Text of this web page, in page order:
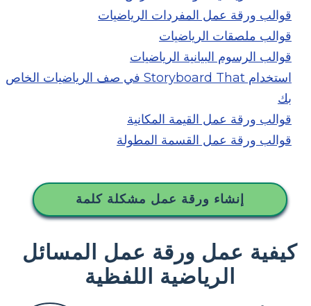
قوالب ورقة عمل المفردات الرياضيات
قوالب ملصقات الرياضيات
قوالب الرسوم البيانية الرياضيات
استخدام Storyboard That في صف الرياضيات الخاص
بك
قوالب ورقة عمل القيمة المكانية
قوالب ورقة عمل القسمة المطولة
إنشاء ورقة عمل مشكلة كلمة
كيفية عمل ورقة عمل المسائل
الرياضية اللفظية